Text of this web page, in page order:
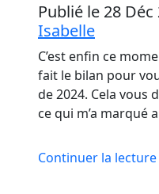
Publié le 28 Déc
Isabelle
C’est enfin ce
fait le bilan pour
de 2024. Cela vous
ce qui m’a marqué
Continuer la lecture